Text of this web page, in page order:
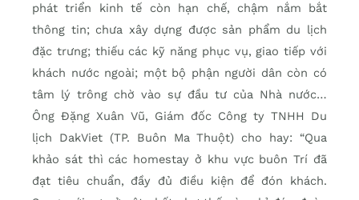
phát triển kinh tế còn hạn chế, chậm nắm bắt
thông tin; chưa xây dựng được sản phẩm du lịch
đặc trưng; thiếu các kỹ năng phục vụ, giao tiếp với
khách nước ngoài; một bộ phận người dân còn có
tâm lý trông chờ vào sự đầu tư của Nhà nước…
Ông Đặng Xuân Vũ, Giám đốc Công ty TNHH Du
lịch DakViet (TP. Buôn Ma Thuột) cho hay: “Qua
khảo sát thì các homestay ở khu vực buôn Trí đã
đạt tiêu chuẩn, đầy đủ điều kiện để đón khách.